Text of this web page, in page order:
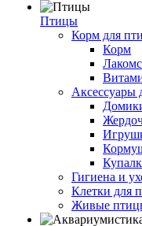
Птицы
Корм для
Корм
Аксессуары
Гигиена и
Клетки для
Живые